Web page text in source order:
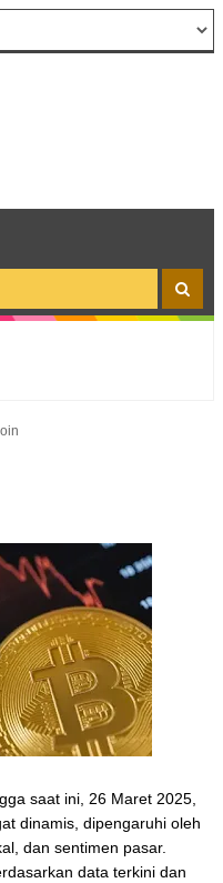
saat ini, 26 Maret 2025,
dinamis, dipengaruhi oleh
dan sentimen pasar.
data terkini dan